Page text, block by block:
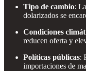
Tipo de cambio:
dolarizados se
Condiciones
reducen oferta y
Políticas públicas:
importaciones de